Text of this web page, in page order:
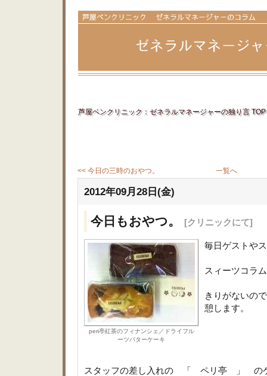
芦屋ベンクリニック：ゼネラルマネージャーの独り言 TOP
<< 今日の三時のおやつ。 一覧へ
2012年09月28日(金)
今日もおやつ。 [クリニックにて]
peri亭紅茶のフィナンシェ／ドライフル
ーツバターケーキ
毎日ゲストや
スィーツコラ
きりがないの
憩します。
スタッフの差し入れの 「 ペリ亭 」 の